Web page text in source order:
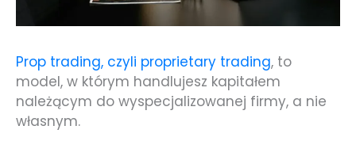
Prop trading, czyli proprietary trading, to
model, w którym handlujesz kapitałem
należącym do wyspecjalizowanej firmy, a nie
własnym.